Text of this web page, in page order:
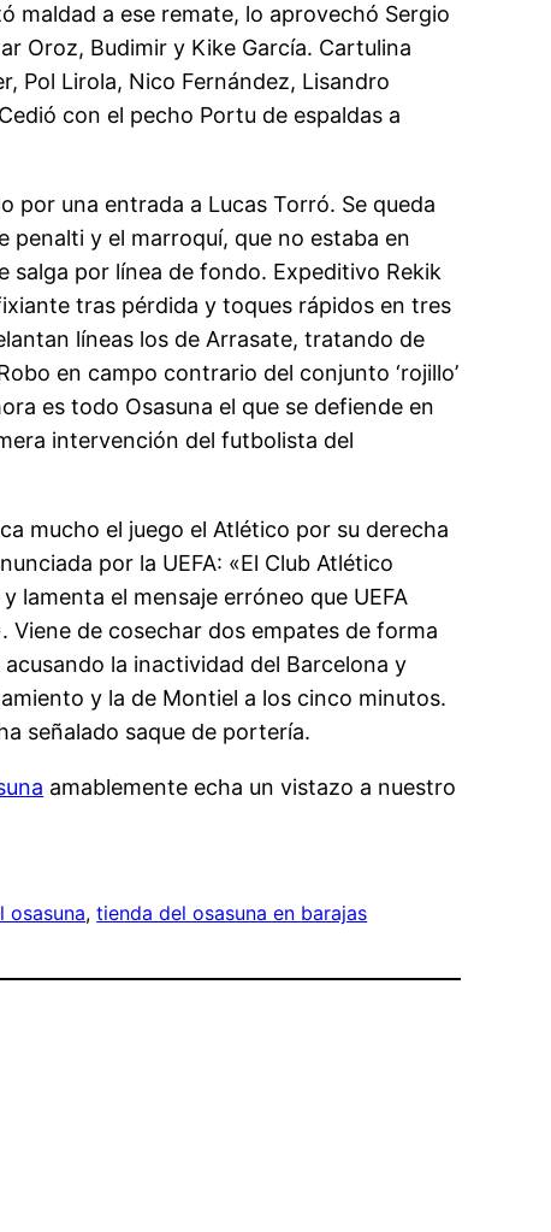
maldad a ese remate, lo aprovechó Sergio
Oroz, Budimir y Kike García. Cartulina
Pol Lirola, Nico Fernández, Lisandro
con el pecho Portu de espaldas a
por una entrada a Lucas Torró. Se queda
y el marroquí, que no estaba en
salga por línea de fondo. Expeditivo Rekik
tras pérdida y toques rápidos en tres
líneas los de Arrasate, tratando de
en campo contrario del conjunto ‘rojillo’
es todo Osasuna el que se defiende en
intervención del futbolista del
mucho el juego el Atlético por su derecha
por la UEFA: «El Club Atlético
lamenta el mensaje erróneo que UEFA
de cosechar dos empates de forma
la inactividad del Barcelona y
y la de Montiel a los cinco minutos.
señalado saque de portería.
amablemente echa un vistazo a nuestro
osasuna, tienda del osasuna en barajas